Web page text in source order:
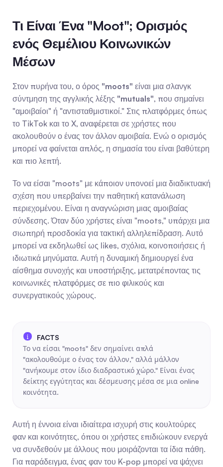
Τι Είναι Ένα "Moot"; Ορισμός
ενός Θεμέλιου Κοινωνικών
Μέσων
Στον πυρήνα του, ο όρος "moots" είναι μια σλανγκ
σύντμηση της αγγλικής λέξης "mutuals", που σημαίνει
"αμοιβαίοι" ή "αντισταθμιστικοί." Στις πλατφόρμες όπως
το TikTok και το X, αναφέρεται σε χρήστες που
ακολουθούν ο ένας τον άλλον αμοιβαία. Ενώ ο ορισμός
μπορεί να φαίνεται απλός, η σημασία του είναι βαθύτερη
και πιο λεπτή.
Το να είσαι "moots" με κάποιον υπονοεί μια διαδικτυακή
σχέση που υπερβαίνει την παθητική κατανάλωση
περιεχομένου. Είναι η αναγνώριση μιας αμοιβαίας
σύνδεσης. Όταν δύο χρήστες είναι "moots," υπάρχει μια
σιωπηρή προσδοκία για τακτική αλληλεπίδραση. Αυτό
μπορεί να εκδηλωθεί ως likes, σχόλια, κοινοποιήσεις ή
ιδιωτικά μηνύματα. Αυτή η δυναμική δημιουργεί ένα
αίσθημα συνοχής και υποστήριξης, μετατρέποντας τις
κοινωνικές πλατφόρμες σε πιο φιλικούς και
συνεργατικούς χώρους.
Το να είσαι "moots" δεν σημαίνει απλά
"ακολουθούμε ο ένας τον άλλον," αλλά μάλλον
"ανήκουμε στον ίδιο διαδραστικό χώρο." Είναι ένας
δείκτης εγγύτητας και δέσμευσης μέσα σε μια online
κοινότητα.
Αυτή η έννοια είναι ιδιαίτερα ισχυρή στις κουλτούρες
φαν και κοινότητες, όπου οι χρήστες επιδιώκουν ενεργά
να συνδεθούν με άλλους που μοιράζονται τα ίδια πάθη.
Για παράδειγμα, ένας φαν του K-pop μπορεί να ψάχνει